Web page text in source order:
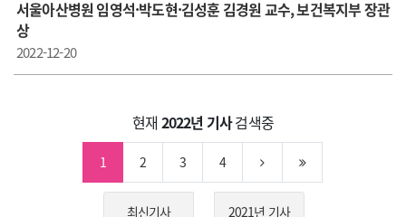
서울아산병원 임영석·박도현·김성훈 김경원 교수, 보건복지부 장관
상
2022-12-20
현재 2022년 기사검색중
최신기사
1 2 3 4
2021년 기사